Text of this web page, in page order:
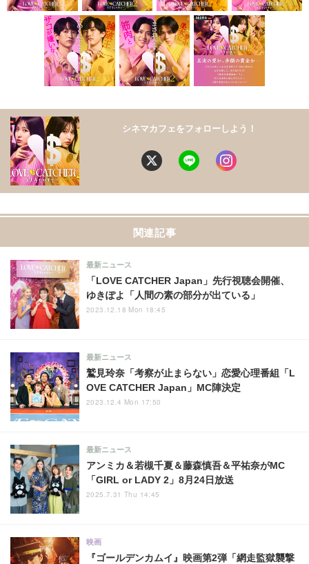
シネマカフェをフォローしよう！
関連記事
「LOVE CATCHER Japan」先行視聴会開催、
ゆきぽよ「人間の素の部分が出ている」
最新ニュース
2023.12.18 Mon 18:45
鷲見玲奈「考察が止まらない」恋愛心理番組「L
OVE CATCHER Japan」MC陣決定
最新ニュース
2023.12.4 Mon 17:50
アンミカ＆若槻千夏＆藤森慎吾＆平祐奈がMC
「GIRL or LADY 2」8月24日放送
最新ニュース
2025.7.31 Thu 14:45
『ゴールデンカムイ』映画第2弾「網走監獄襲撃
映画